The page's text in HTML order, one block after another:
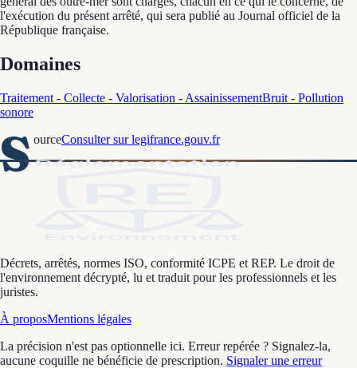
l'exécution du présent arrêté, qui sera publié au Journal officiel de la
République française.
Domaines
Traitement - Collecte - Valorisation - AssainissementBruit - Pollution
sonore
S ourceConsulter sur legifrance.gouv.fr
Décrets, arrêtés, normes ISO, conformité ICPE et REP. Le droit de
l'environnement décrypté, lu et traduit pour les professionnels et les
juristes.
À proposMentions légales
La précision n'est pas optionnelle ici. Erreur repérée ? Signalez-la,
aucune coquille ne bénéficie de prescription. Signaler une erreur